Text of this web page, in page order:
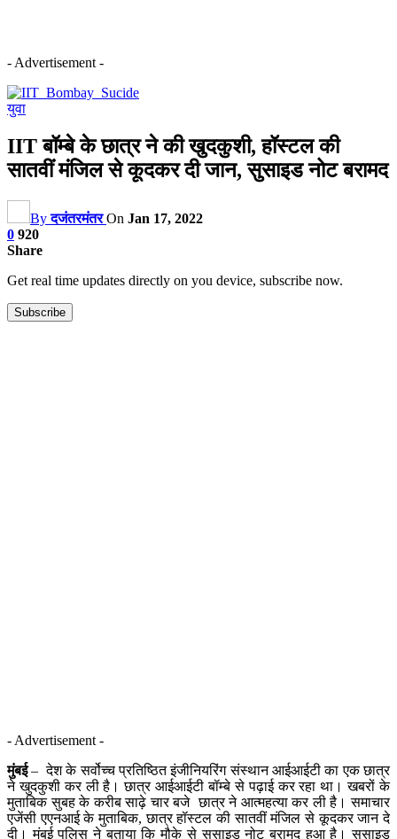
- Advertisement -
युवा
IIT बॉम्बे के छात्र ने की खुदकुशी, हॉस्टल की
सातवीं मंजिल से कूदकर दी जान, सुसाइड नोट बरामद
Byदजंतरमंतर On Jan 17, 2022
0 920
Share
Get real time updates directly on you device, subscribe now.
Subscribe
- Advertisement -
मुंबई– देश के सर्वोच्च प्रतिष्ठित इंजीनियरिंग संस्थान आईआईटी का एक छात्र
ने खुदकुशी कर ली है। छात्र आईआईटी बॉम्बे से पढ़ाई कर रहा था। खबरों के
मुताबिक सुबह के करीब साढ़े चार बजे छात्र ने आत्महत्या कर ली है। समाचार
एजेंसी एएनआई के मुताबिक, छात्र हॉस्टल की सातवीं मंजिल से कूदकर जान दे
दी। मुंबई पुलिस ने बताया कि मौके से सुसाइड नोट बरामद हुआ है। सुसाइड